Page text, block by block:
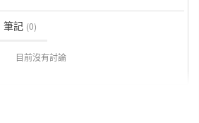
筆記 (0)
目前沒有討論